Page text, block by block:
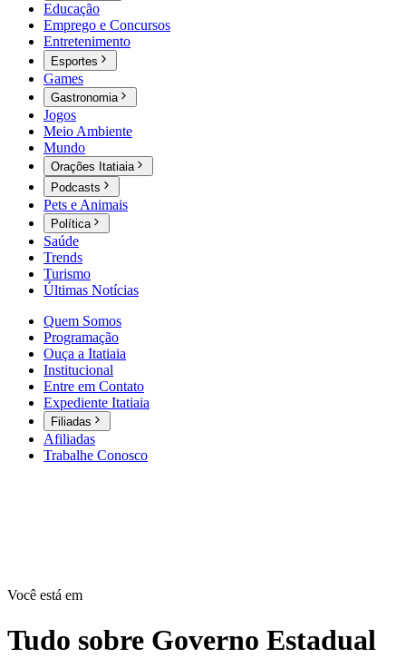
Educação
Emprego e Concursos
Entretenimento
Esportes
Games
Gastronomia
Jogos
Meio Ambiente
Mundo
Orações Itatiaia
Podcasts
Pets e Animais
Política
Saúde
Trends
Turismo
Últimas Notícias
Quem Somos
Programação
Ouça a Itatiaia
Institucional
Entre em Contato
Expediente Itatiaia
Filiadas
Afiliadas
Trabalhe Conosco
Você está em
Tudo sobre Governo Estadual